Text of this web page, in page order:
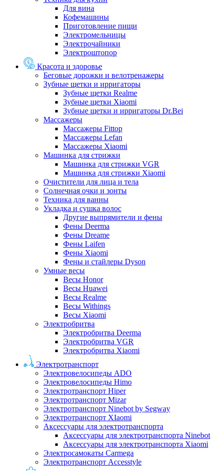
Для вина
Кофемашины
Приготовление пищи
Электромельницы
Электрочайники
Электроштопор
Красота и здоровье
Беговые дорожки и велотренажеры
Зубные щетки и ирригаторы
Зубные щетки Realme
Зубные щетки Xiaomi
Зубные щетки и ирригаторы Dr.Bei
Массажеры
Массажеры Fittop
Массажеры Lefan
Массажеры Xiaomi
Машинка для стрижки
Машинка для стрижки VGR
Машинка для стрижки Xiaomi
Очистители для лица и тела
Солнечная очки и зонты
Техника для ванны
Укладка и сушка волос
Другие выпрямители и фены
Фены Deerma
Фены Dreame
Фены Laifen
Фены Xiaomi
Фены и стайлеры Dyson
Умные весы
Весы Honor
Весы Huawei
Весы Realme
Весы Withings
Весы Xiaomi
Электробритва
Электробритва Deerma
Электробритва VGR
Электробритва Xiaomi
Электротранспорт
Электровелосипеды ADO
Электровелосипеды Himo
Электротранспорт Hiper
Электротранспорт Mizar
Электротранспорт Ninebot by Segway
Электротранспорт XIaomi
Аксессуары для электротранспорта
Аксессуары для электротранспорта Ninebot
Аксессуары для электротранспорта Xiaomi
Электросамокаты Carmega
Электротранспорт Accesstyle